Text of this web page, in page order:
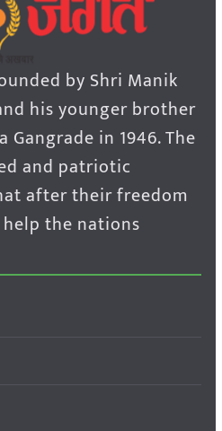
by Shri Manik
his younger brother
Gangrade in 1946. The
and patriotic
after their freedom
the nations